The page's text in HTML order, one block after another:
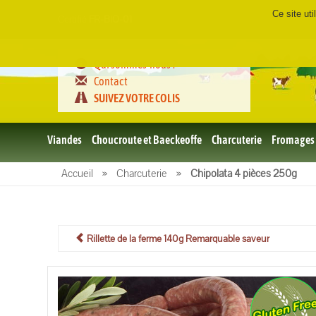
Qui sommes-nous ?
Contact
SUIVEZ VOTRE COLIS
Viandes
Le porc
et BBQ
et BBQ
Bio
L'agneau
et BBQ
Choucroute et Baeckeoffe Charcuterie Fromages
Accueil » Charcuterie » Chipolata 4 pièces 250g
Rillette de la ferme 140g Remarquable saveur
Ce site